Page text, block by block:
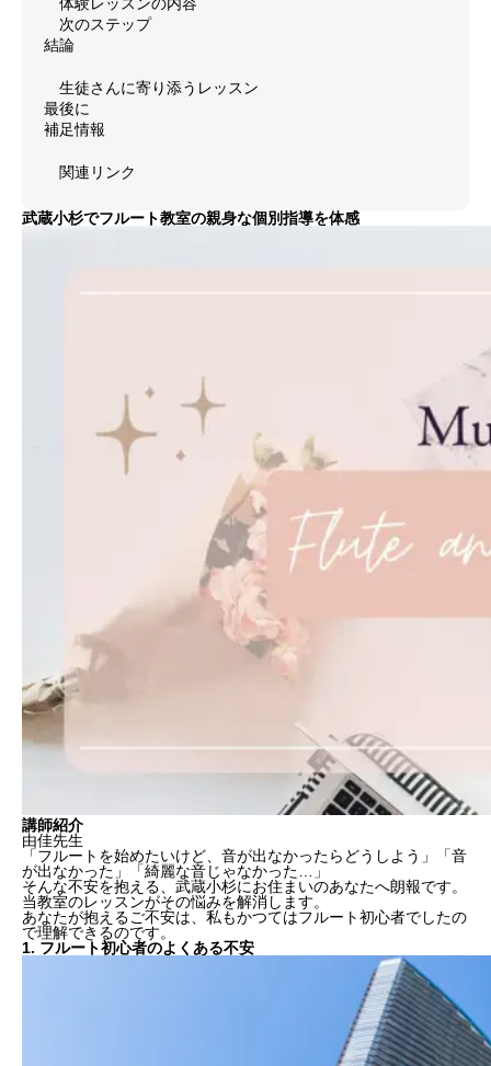
特定商取引法
著作権
次のステップ
結論
生徒さんに寄り添うレッスン
最後に
補足情報
関連リンク
武蔵小杉でフルート教室の親身な個別指導を体感
講師紹介
由佳先生
「フルートを始めたいけど、音が出なかったらどうしよう」「音
が出なかった」「綺麗な音じゃなかった…」
そんな不安を抱える、武蔵小杉にお住まいのあなたへ朗報です。
当教室のレッスンがその悩みを解消します。
あなたが抱えるご不安は、私もかつてはフルート初心者でしたの
で理解できるのです。
1. フルート初心者のよくある不安